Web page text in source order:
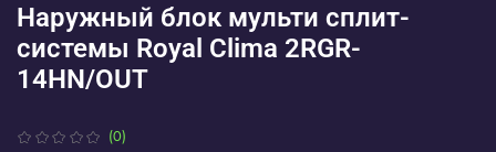
(0)
Наружный блок мульти сплит-
системы Royal Clima 2RGR-
14HN/OUT